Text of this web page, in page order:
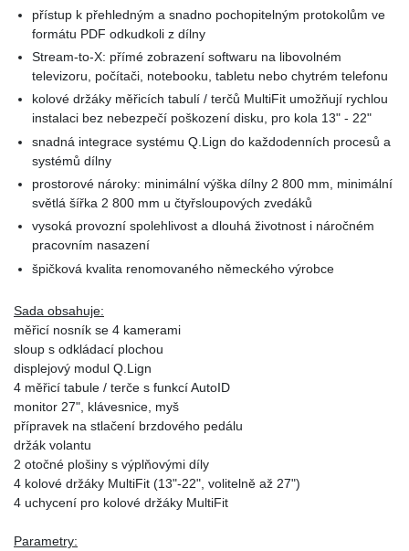
přístup k přehledným a snadno pochopitelným protokolům ve
formátu PDF odkudkoli z dílny
Stream-to-X: přímé zobrazení softwaru na libovolném
televizoru, počítači, notebooku, tabletu nebo chytrém telefonu
kolové držáky měřicích tabulí / terčů MultiFit umožňují rychlou
instalaci bez nebezpečí poškození disku, pro kola 13" - 22"
snadná integrace systému Q.Lign do každodenních procesů a
systémů dílny
prostorové nároky: minimální výška dílny 2 800 mm, minimální
světlá šířka 2 800 mm u čtyřsloupových zvedáků
vysoká provozní spolehlivost a dlouhá životnost i náročném
pracovním nasazení
špičková kvalita renomovaného německého výrobce
Sada obsahuje:
měřicí nosník se 4 kamerami
sloup s odkládací plochou
displejový modul Q.Lign
4 měřicí tabule / terče s funkcí AutoID
monitor 27", klávesnice, myš
přípravek na stlačení brzdového pedálu
držák volantu
2 otočné plošiny s výplňovými díly
4 kolové držáky MultiFit (13"-22", volitelně až 27")
4 uchycení pro kolové držáky MultiFit
Parametry: